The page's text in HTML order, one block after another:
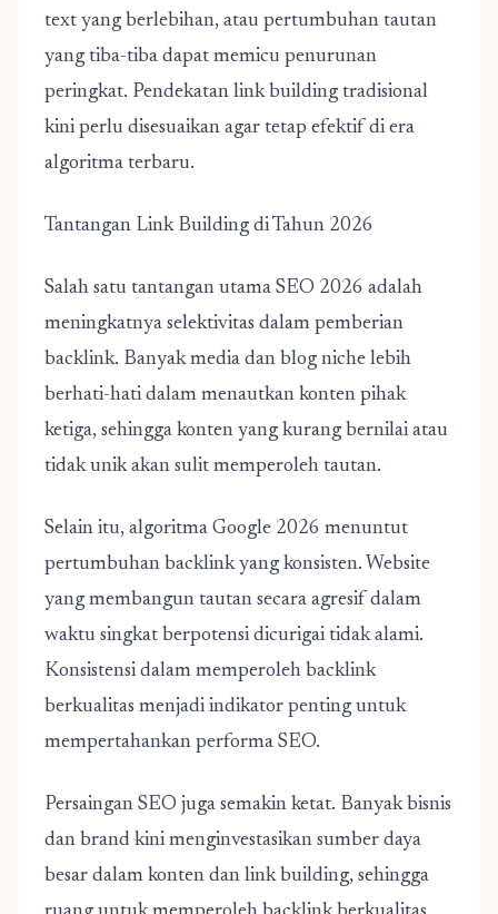
text yang berlebihan, atau pertumbuhan tautan
yang tiba-tiba dapat memicu penurunan
peringkat. Pendekatan link building tradisional
kini perlu disesuaikan agar tetap efektif di era
algoritma terbaru.
Tantangan Link Building di Tahun 2026
Salah satu tantangan utama SEO 2026 adalah
meningkatnya selektivitas dalam pemberian
backlink. Banyak media dan blog niche lebih
berhati-hati dalam menautkan konten pihak
ketiga, sehingga konten yang kurang bernilai atau
tidak unik akan sulit memperoleh tautan.
Selain itu, algoritma Google 2026 menuntut
pertumbuhan backlink yang konsisten. Website
yang membangun tautan secara agresif dalam
waktu singkat berpotensi dicurigai tidak alami.
Konsistensi dalam memperoleh backlink
berkualitas menjadi indikator penting untuk
mempertahankan performa SEO.
Persaingan SEO juga semakin ketat. Banyak bisnis
dan brand kini menginvestasikan sumber daya
besar dalam konten dan link building, sehingga